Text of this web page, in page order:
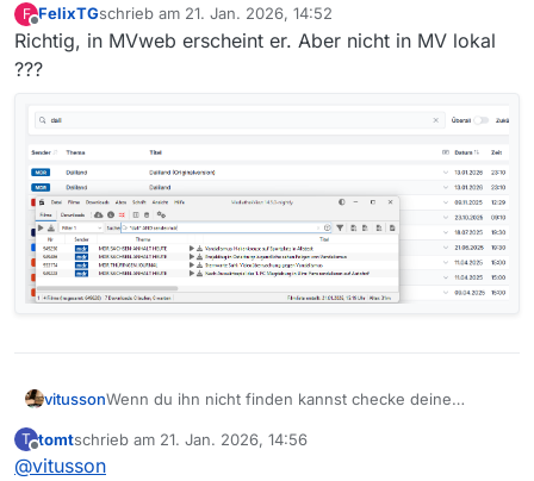
F
Offline
FelixTGschrieb am 21. Jan. 2026, 14:52
zuletzt editiert von
Richtig, in MVweb erscheint er. Aber nicht in MV lokal
???
vitussonWenn du ihn nicht finden kannst checke deine
vorhanden
https://mediathekviewweb.de/#query=Daliland&future
T
Offline
tomtschrieb am 21. Jan. 2026, 14:56
zuletzt editiert von
@vitusson